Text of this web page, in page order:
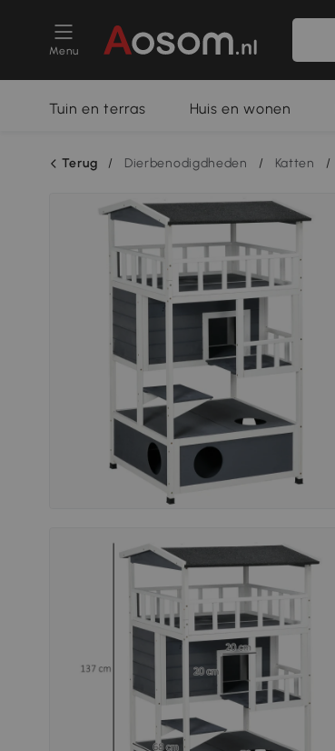
Menu
Tuin en terras Huis en wonen
Terug / Dierbenodigdheden / Katten /